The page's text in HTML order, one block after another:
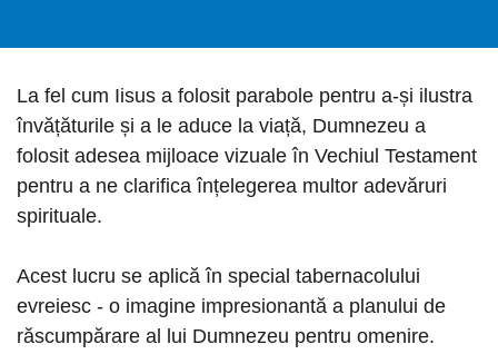
La fel cum Iisus a folosit parabole pentru a-și ilustra
învățăturile și a le aduce la viață, Dumnezeu a
folosit adesea mijloace vizuale în Vechiul Testament
pentru a ne clarifica înțelegerea multor adevăruri
spirituale.
Acest lucru se aplică în special tabernacolului
evreiesc - o imagine impresionantă a planului de
răscumpărare al lui Dumnezeu pentru omenire.